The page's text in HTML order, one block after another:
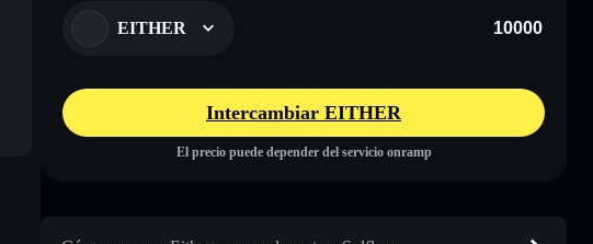
EITHER
Intercambiar EITHER
El precio puede depender del servicio onramp